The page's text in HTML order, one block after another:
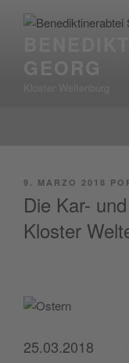
PUBLICADO
9. MARZO 2018
Die Kar-
Kloster
25.03.2018